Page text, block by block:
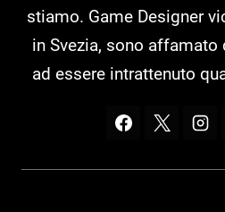
stiamo. Game Designer
in Svezia, sono
ad essere intrattenuto